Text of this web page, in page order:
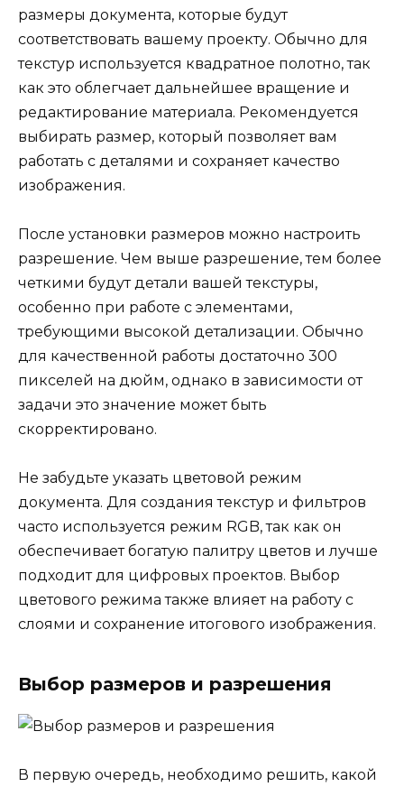
размеры документа, которые будут
соответствовать вашему проекту. Обычно для
текстур используется квадратное полотно, так
как это облегчает дальнейшее вращение и
редактирование материала. Рекомендуется
выбирать размер, который позволяет вам
работать с деталями и сохраняет качество
изображения.
После установки размеров можно настроить
разрешение. Чем выше разрешение, тем более
четкими будут детали вашей текстуры,
особенно при работе с элементами,
требующими высокой детализации. Обычно
для качественной работы достаточно 300
пикселей на дюйм, однако в зависимости от
задачи это значение может быть
скорректировано.
Не забудьте указать цветовой режим
документа. Для создания текстур и фильтров
часто используется режим RGB, так как он
обеспечивает богатую палитру цветов и лучше
подходит для цифровых проектов. Выбор
цветового режима также влияет на работу с
слоями и сохранение итогового изображения.
Выбор размеров и разрешения
В первую очередь, необходимо решить, какой